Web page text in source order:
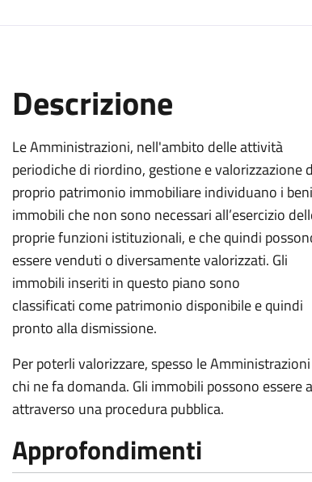
Descrizione
Le Amministrazioni, nell'ambito delle attività
periodiche di riordino, gestione e valorizzazione
proprio patrimonio immobiliare individuano i beni
immobili che non sono necessari all’esercizio
proprie funzioni istituzionali, e che quindi
essere venduti o diversamente valorizzati. Gli
immobili inseriti in questo piano sono
classificati come patrimonio disponibile e quindi
pronto alla dismissione.
Per poterli valorizzare, spesso le
chi ne fa domanda. Gli immobili possono essere
attraverso una procedura pubblica.
Approfondimenti